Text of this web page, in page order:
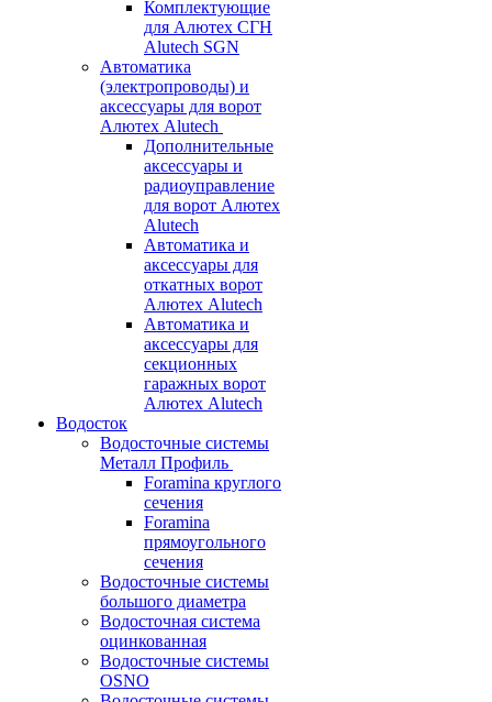
Комплектующие
для Алютех СГН
Alutech SGN
Автоматика
(электропроводы) и
аксессуары для ворот
Алютех Alutech
Дополнительные
аксессуары и
радиоуправление
для ворот Алютех
Alutech
Автоматика и
аксессуары для
откатных ворот
Алютех Alutech
Автоматика и
аксессуары для
секционных
гаражных ворот
Алютех Alutech
Водосток
Водосточные системы
Металл Профиль
Foramina круглого
сечения
Foramina
прямоугольного
сечения
Водосточные системы
большого диаметра
Водосточная система
оцинкованная
Водосточные системы
OSNO